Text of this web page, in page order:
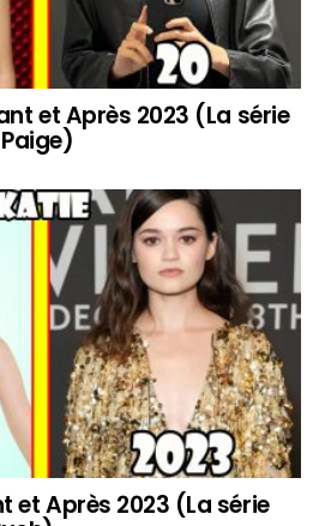
et Après 2023 (La série
et Après 2023 (La série